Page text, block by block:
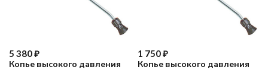
5 380₽
Копье высокого давления
1 750₽
Копье высокого давления